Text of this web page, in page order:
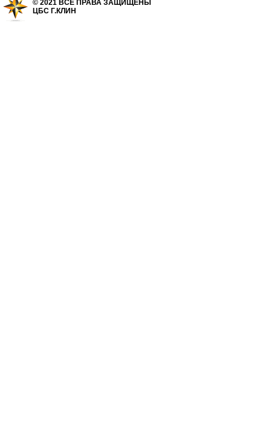
© 2021 ВСЕ ПРАВА ЗАЩИЩЕНЫ
ЦБС Г.КЛИН